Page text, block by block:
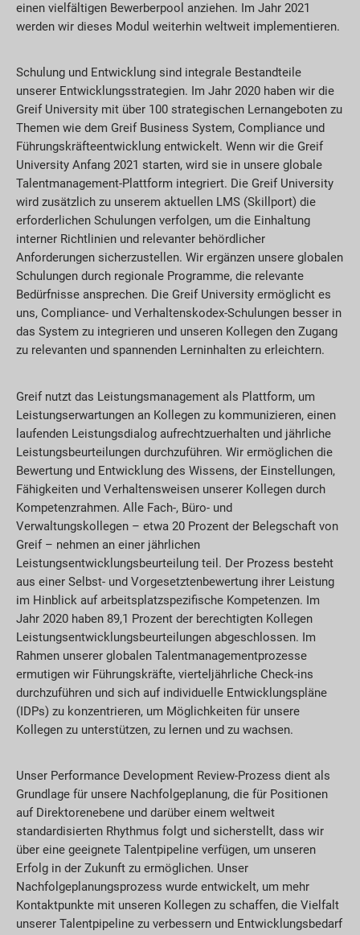
einen vielfältigen Bewerberpool anziehen. Im Jahr 2021
werden wir dieses Modul weiterhin weltweit implementieren.
Schulung und Entwicklung sind integrale Bestandteile
unserer Entwicklungsstrategien. Im Jahr 2020 haben wir die
Greif University mit über 100 strategischen Lernangeboten zu
Themen wie dem Greif Business System, Compliance und
Führungskräfteentwicklung entwickelt. Wenn wir die Greif
University Anfang 2021 starten, wird sie in unsere globale
Talentmanagement-Plattform integriert. Die Greif University
wird zusätzlich zu unserem aktuellen LMS (Skillport) die
erforderlichen Schulungen verfolgen, um die Einhaltung
interner Richtlinien und relevanter behördlicher
Anforderungen sicherzustellen. Wir ergänzen unsere globalen
Schulungen durch regionale Programme, die relevante
Bedürfnisse ansprechen. Die Greif University ermöglicht es
uns, Compliance- und Verhaltenskodex-Schulungen besser in
das System zu integrieren und unseren Kollegen den Zugang
zu relevanten und spannenden Lerninhalten zu erleichtern.
Greif nutzt das Leistungsmanagement als Plattform, um
Leistungserwartungen an Kollegen zu kommunizieren, einen
laufenden Leistungsdialog aufrechtzuerhalten und jährliche
Leistungsbeurteilungen durchzuführen. Wir ermöglichen die
Bewertung und Entwicklung des Wissens, der Einstellungen,
Fähigkeiten und Verhaltensweisen unserer Kollegen durch
Kompetenzrahmen. Alle Fach-, Büro- und
Verwaltungskollegen – etwa 20 Prozent der Belegschaft von
Greif – nehmen an einer jährlichen
Leistungsentwicklungsbeurteilung teil. Der Prozess besteht
aus einer Selbst- und Vorgesetztenbewertung ihrer Leistung
im Hinblick auf arbeitsplatzspezifische Kompetenzen. Im
Jahr 2020 haben 89,1 Prozent der berechtigten Kollegen
Leistungsentwicklungsbeurteilungen abgeschlossen. Im
Rahmen unserer globalen Talentmanagementprozesse
ermutigen wir Führungskräfte, vierteljährliche Check-ins
durchzuführen und sich auf individuelle Entwicklungspläne
(IDPs) zu konzentrieren, um Möglichkeiten für unsere
Kollegen zu unterstützen, zu lernen und zu wachsen.
Unser Performance Development Review-Prozess dient als
Grundlage für unsere Nachfolgeplanung, die für Positionen
auf Direktorenebene und darüber einem weltweit
standardisierten Rhythmus folgt und sicherstellt, dass wir
über eine geeignete Talentpipeline verfügen, um unseren
Erfolg in der Zukunft zu ermöglichen. Unser
Nachfolgeplanungsprozess wurde entwickelt, um mehr
Kontaktpunkte mit unseren Kollegen zu schaffen, die Vielfalt
unserer Talentpipeline zu verbessern und Entwicklungsbedarf